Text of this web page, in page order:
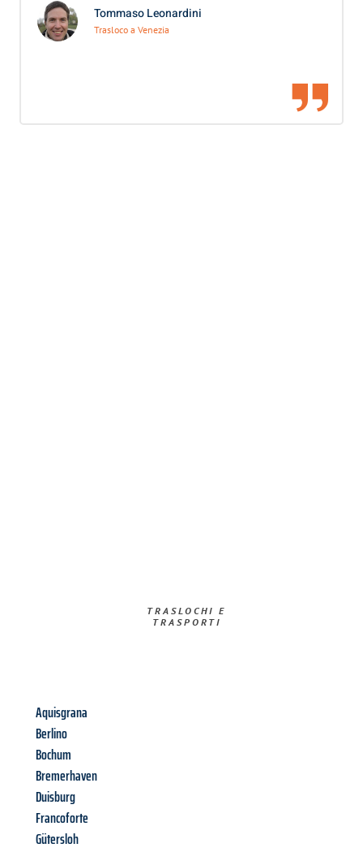
Tommaso Leonardini
Trasloco a Venezia
TRASLOCHI E
TRASPORTI​
Aquisgrana
Berlino
Bochum
Bremerhaven
Duisburg
Francoforte
Gütersloh